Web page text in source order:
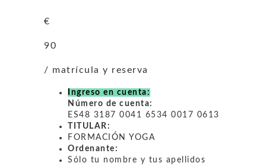
€
90
/ matrícula y reserva
Ingreso en cuenta:
Número de cuenta:
ES48 3187 0041 6534 0017 0613
TITULAR:
FORMACIÓN YOGA
Ordenante:
Sólo tu nombre y tus apellidos